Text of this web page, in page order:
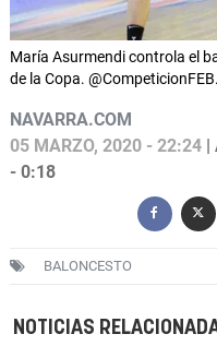
María Asurmendi controla el
de la Copa. @CompeticionFEB.
NAVARRA.COM
05 MARZO, 2020 - 22:24
- 0:18
BALONCESTO
NOTICIAS